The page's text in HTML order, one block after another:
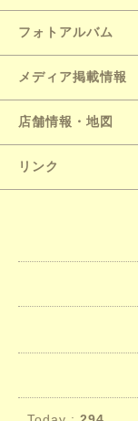
フォトアルバム
メディア掲載情報
店舗情報・地図
リンク